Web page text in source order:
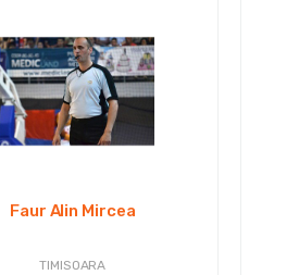
Faur Alin Mircea
TIMISOARA